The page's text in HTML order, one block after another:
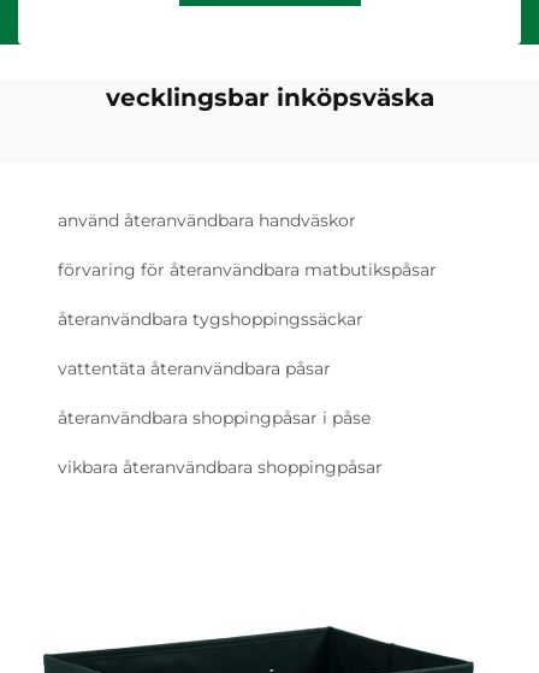
vecklingsbar inköpsväska
använd återanvändbara handväskor
förvaring för återanvändbara matbutikspåsar
återanvändbara tygshoppingssäckar
vattentäta återanvändbara påsar
återanvändbara shoppingpåsar i påse
vikbara återanvändbara shoppingpåsar